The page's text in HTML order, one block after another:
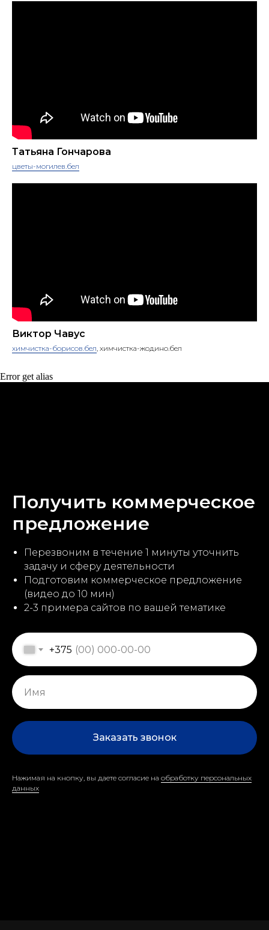
Татьяна Гончарова
цветы-могилев.бел
Виктор Чавус
химчистка-борисов.бел, химчистка-жодино.бел
Error get alias
Получить коммерческое
предложение
Перезвоним в течение 1 минуты уточнить
задачу и сферу деятельности
Подготовим коммерческое предложение
(видео до 10 мин)
2-3 примера сайтов по вашей тематике
+375
Заказать звонок
Нажимая на кнопку, вы даете согласие на обработку персональных
данных